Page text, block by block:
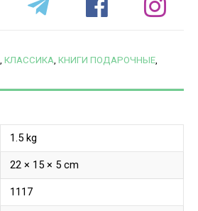
, КЛАССИКА, КНИГИ ПОДАРОЧНЫЕ,
1.5 kg
22 × 15 × 5 cm
1117